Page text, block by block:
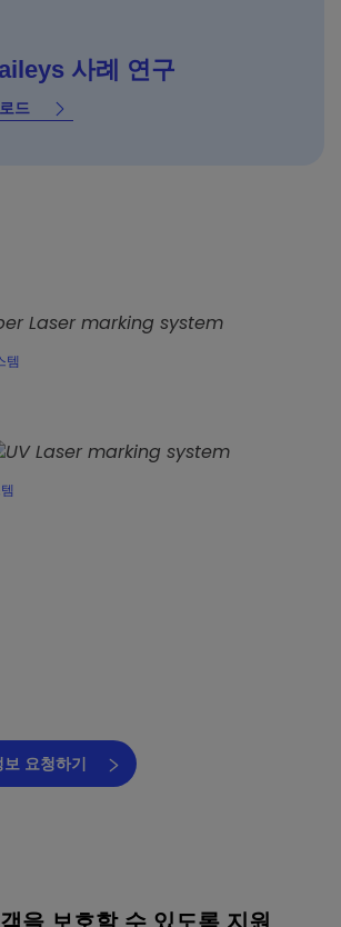
사례 연구
드
템
요청하기
을 보호할 수 있도록 지원